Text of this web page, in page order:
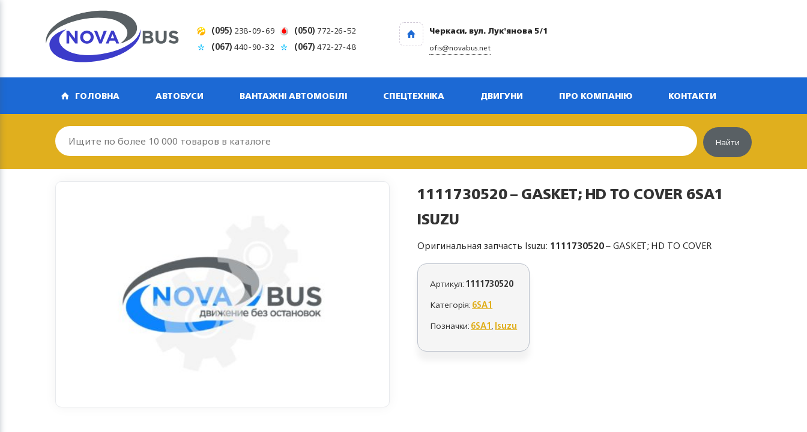
(095) 238-09-69 (050) 772-26-52
(067)440-90-32 (067)472-27-48
Черкаси, вул. Лук'янова 5/1
ofis@novabus.net
ГОЛОВНА АВТОБУСИ ВАНТАЖНІ АВТОМОБІЛІ СПЕЦТЕХНІКА ДВИГУНИ ПРО КОМПАНІЮ КОНТАКТИ
Найти
1111730520 – GASKET; HD TO COVER 6SA1
ISUZU
Оригинальная запчасть Isuzu: 1111730520– GASKET; HD TO COVER
Артикул:1111730520
Категорія:6SA1
Позначки:6SA1,Isuzu